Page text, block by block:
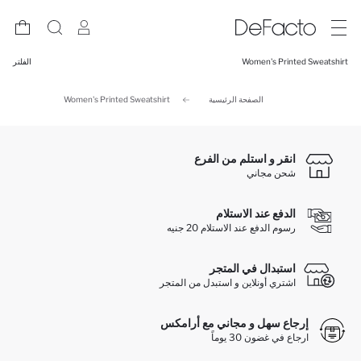
Women's Printed Sweatshirt الفلتر
الصفحة الرئيسية Women's Printed Sweatshirt
انقر و استلم من الفرع
شحن مجاني
الدفع عند الاستلام
رسوم الدفع عند الاستلام 20 جنيه
استبدال في المتجر
اشتري أونلاين و استبدل من المتجر
إرجاع سهل و مجاني مع أرامكس
ارجاع في غضون 30 يوماً